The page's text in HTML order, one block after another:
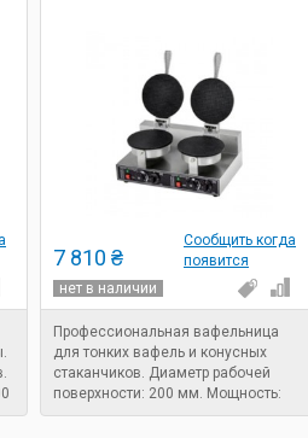
Сообщить когда
появится
7 810 ₴
нет в наличии
Профессиональная вафельница
для тонких вафель и конусных
стаканчиков. Диаметр рабочей
поверхности: 200 мм. Мощность:
2,4 кВт.